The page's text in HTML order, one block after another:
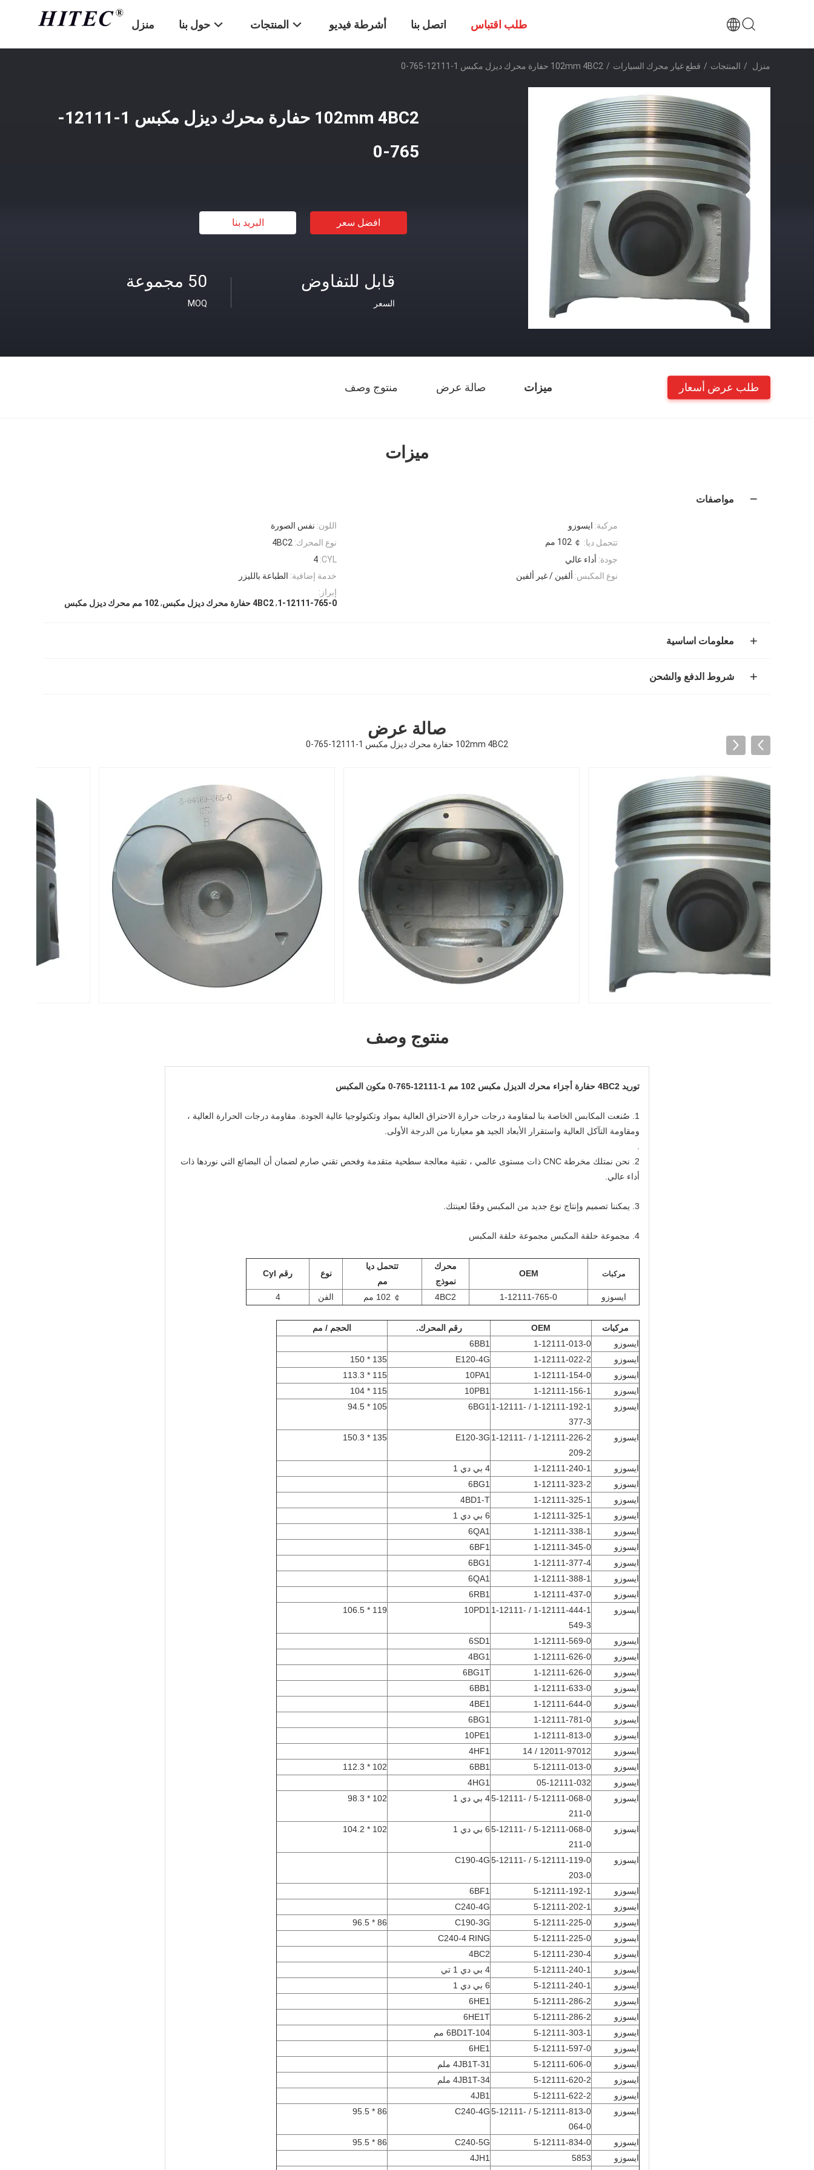
منزل حول بنا المنتجات أشرطة فيديو اتصل بنا طلب اقتباس
منزل / المنتجات / قطع غيار محرك السيارات / 102mm 4BC2 حفارة محرك ديزل مكبس 1-12111-765-0
102mm 4BC2 حفارة محرك ديزل مكبس 1-12111-
765-0
افضل سعر البريد بنا
50 مجموعة
MOQ
قابل للتفاوض
السعر
ميزات صالة عرض منتوج وصف طلب عرض أسعار
ميزات
مواصفات
اللون: نفس الصورة مركبة: ايسوزو
نوع المحرك: 4BC2 تتحمل ديا: ￠ 102 مم
CYL:
4 جودة: أداء عالي
خدمة إضافية: الطباعة بالليزر نوع المكبس: ألفين / غير ألفين
إبراز:
1-12111-765-0
,4BC2 حفارة محرك ديزل مكبس ,102 مم محرك ديزل مكبس
معلومات اساسية
شروط الدفع والشحن
صالة عرض
102mm 4BC2 حفارة محرك ديزل مكبس 1-12111-765-0
منتوج وصف
توريد 4BC2 حفارة أجزاء محرك الديزل مكبس 102 مم 1-12111-765-0 مكون المكبس
1. صُنعت المكابس الخاصة بنا لمقاومة درجات حرارة الاحتراق العالية بمواد وتكنولوجيا عالية الجودة. مقاومة درجات الحرارة العالية ،
ومقاومة التآكل العالية واستقرار الأبعاد الجيد هو معيارنا من الدرجة الأولى.
.
2. نحن نمتلك مخرطة CNC ذات مستوى عالمي ، تقنية معالجة سطحية متقدمة وفحص تقني صارم لضمان أن البضائع التي نوردها ذات
أداء عالي.
3. يمكننا تصميم وإنتاج نوع جديد من المكبس وفقًا لعينتك.
4. مجموعة حلقة المكبس مجموعة حلقة المكبس
مركبات OEM
محرك
نموذج
تتحمل ديا
مم
نوع رقم Cyl
ايسوزو 1-12111-765-0
4BC2 ￠ 102 مم الفن 4
مركبات OEM رقم المحرك.
الحجم / مم
ايسوزو
1-12111-013-0
6BB1
ايسوزو
1-12111-022-2
E120-4G
135 * 150
ايسوزو
1-12111-154-0
10PA1
115 * 113.3
ايسوزو
1-12111-156-1
10PB1
115 * 104
ايسوزو
1-12111-192-1 / 1-12111-
377-3
6BG1
105 * 94.5
ايسوزو
1-12111-226-2 / 1-12111-
209-2
E120-3G
135 * 150.3
ايسوزو 1-12111-240-1
4 بي دي 1
ايسوزو
1-12111-323-2
6BG1
ايسوزو
1-12111-325-1
4BD1-T
ايسوزو
1-12111-325-1
6 بي دي 1
ايسوزو
1-12111-338-1
6QA1
ايسوزو
1-12111-345-0
6BF1
ايسوزو
1-12111-377-4
6BG1
ايسوزو
1-12111-388-1
6QA1
ايسوزو
1-12111-437-0
6RB1
ايسوزو
1-12111-444-1 / 1-12111-
549-3
10PD1
119 * 106.5
ايسوزو 1-12111-569-0
6SD1
ايسوزو
1-12111-626-0
4BG1
ايسوزو
1-12111-626-0
6BG1T
ايسوزو
1-12111-633-0
6BB1
ايسوزو
1-12111-644-0
4BE1
ايسوزو
1-12111-781-0
6BG1
ايسوزو
1-12111-813-0
10PE1
ايسوزو
12011-97012 / 14
4HF1
ايسوزو
5-12111-013-0
6BB1
102 * 112.3
ايسوزو
05-12111-032
4HG1
ايسوزو
5-12111-068-0 / 5-12111-
211-0
4 بي دي 1 102 * 98.3
ايسوزو
5-12111-068-0 / 5-12111-
211-0
6 بي دي 1 102 * 104.2
ايسوزو
5-12111-119-0 / 5-12111-
203-0
C190-4G
ايسوزو 5-12111-192-1
6BF1
ايسوزو
5-12111-202-1
C240-4G
ايسوزو
5-12111-225-0
C190-3G
86 * 96.5
ايسوزو
5-12111-225-0
C240-4 RING
ايسوزو
5-12111-230-4
4BC2
ايسوزو
5-12111-240-1
4 بي دي 1 تي
ايسوزو
5-12111-240-1
6 بي دي 1
ايسوزو
5-12111-286-2
6HE1
ايسوزو
5-12111-286-2
6HE1T
ايسوزو
5-12111-303-1
6BD1T-104 مم
ايسوزو
5-12111-597-0
6HE1
ايسوزو
5-12111-606-0
4JB1T-31 ملم
ايسوزو
5-12111-620-2
4JB1T-34 ملم
ايسوزو
5-12111-622-2
4JB1
ايسوزو
5-12111-813-0 / 5-12111-
064-0
C240-4G
86 * 95.5
ايسوزو 5-12111-834-0
C240-5G
86 * 95.5
ايسوزو
5853
4JH1